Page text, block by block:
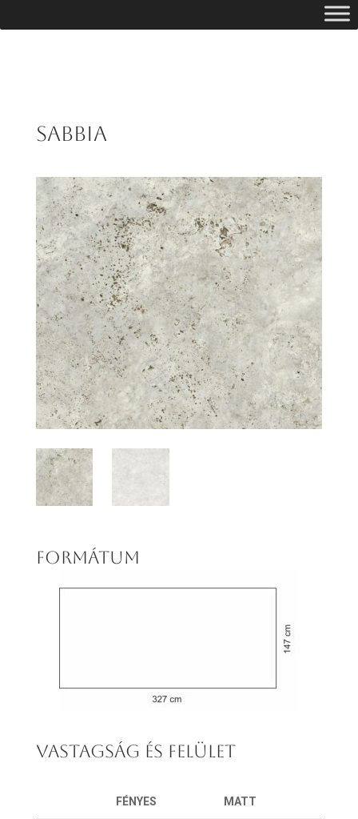
Sabbia
FORMÁTUM
VASTAGSÁG ÉS FELÜLET
FÉNYES MATT